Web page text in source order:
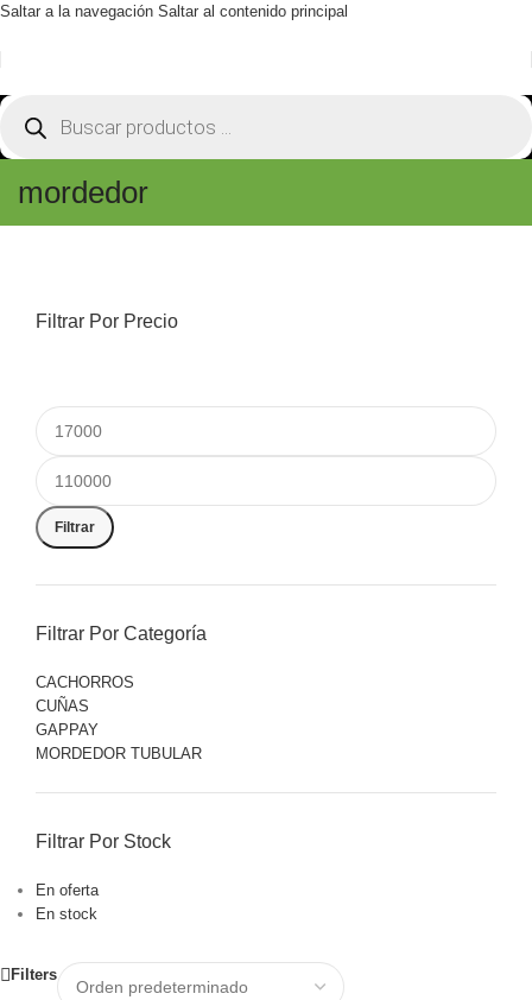
Saltar a la navegación Saltar al contenido principal
mordedor
Filtrar Por Precio
Filtrar
Filtrar Por Categoría
CACHORROS
CUÑAS
GAPPAY
MORDEDOR TUBULAR
Filtrar Por Stock
En oferta
En stock
Filters